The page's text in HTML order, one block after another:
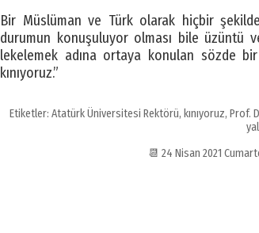
Bir Müslüman ve Türk olarak hiçbir
durumun konuşuluyor olması bile üzüntü
lekelemek adına ortaya konulan sözde
kınıyoruz.”
Etiketler: Atatürk Üniversitesi Rektörü, kınıyoruz, Prof.
📆 24 Nisan 2021